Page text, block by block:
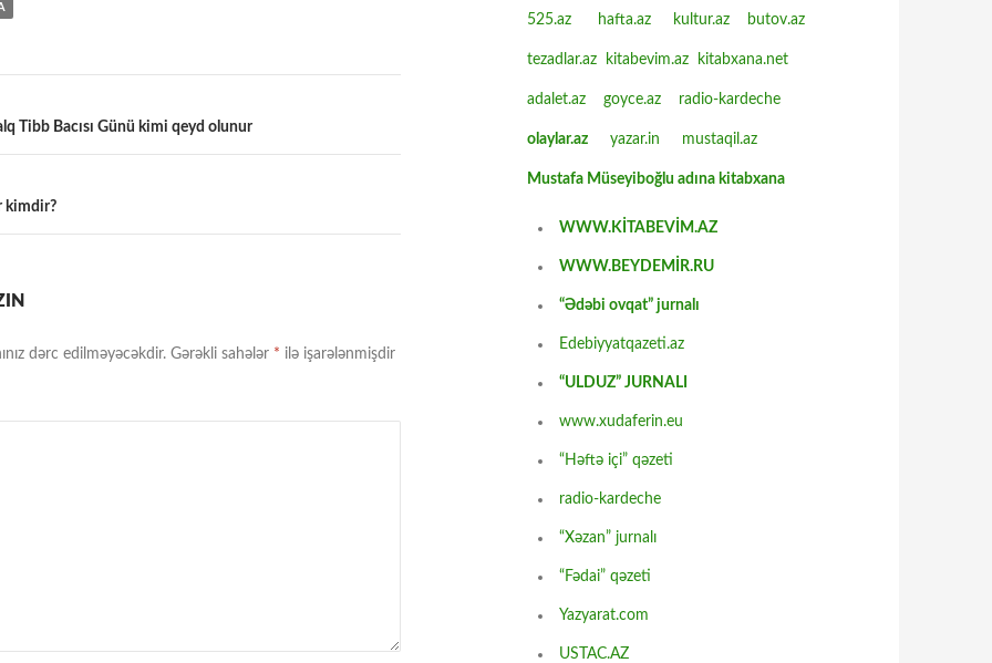
Tibb Bacısı Günü kimi qeyd olunur
kimdir?
dərc edilməyəcəkdir. Gərəkli sahələr * ilə işarələnmişdir
525.az hafta.az kultur.az butov.az
tezadlar.az kitabevim.az kitabxana.net
adalet.az goyce.az radio-kardeche
olaylar.az yazar.in mustaqil.az
Mustafa Müseyiboğlu adına kitabxana
WWW.KİTABEVİM.AZ
WWW.BEYDEMİR.RU
“Ədəbi ovqat” jurnalı
Edebiyyatqazeti.az
“ULDUZ” JURNALI
www.xudaferin.eu
“Həftə içi” qəzeti
radio-kardeche
“Xəzan” jurnalı
“Fədai” qəzeti
Yazyarat.com
USTAC.AZ